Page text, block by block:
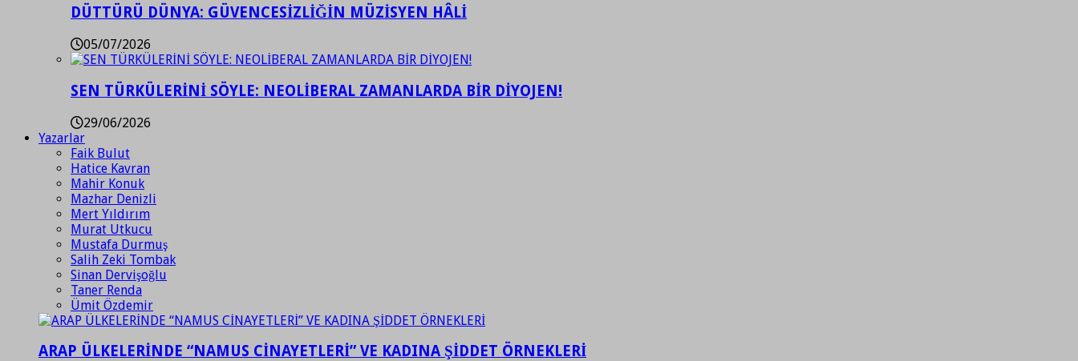
DÜTTÜRÜ DÜNYA: GÜVENCESİZLİĞİN MÜZİSYEN HÂLİ
05/07/2026
SEN TÜRKÜLERİNİ SÖYLE: NEOLİBERAL ZAMANLARDA BİR DİYOJEN!
29/06/2026
Yazarlar
Faik Bulut
Hatice Kavran
Mahir Konuk
Mazhar Denizli
Mert Yıldırım
Murat Utkucu
Mustafa Durmuş
Salih Zeki Tombak
Sinan Dervişoğlu
Taner Renda
Ümit Özdemir
ARAP ÜLKELERİNDE “NAMUS CİNAYETLERİ” VE KADINA ŞİDDET ÖRNEKLERİ